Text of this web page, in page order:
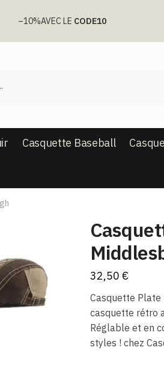
–10%AVEC LE CODE10
Casquette Baseball
32,50 €
Casquette
casquette rétro
Réglable et en
styles ! chez